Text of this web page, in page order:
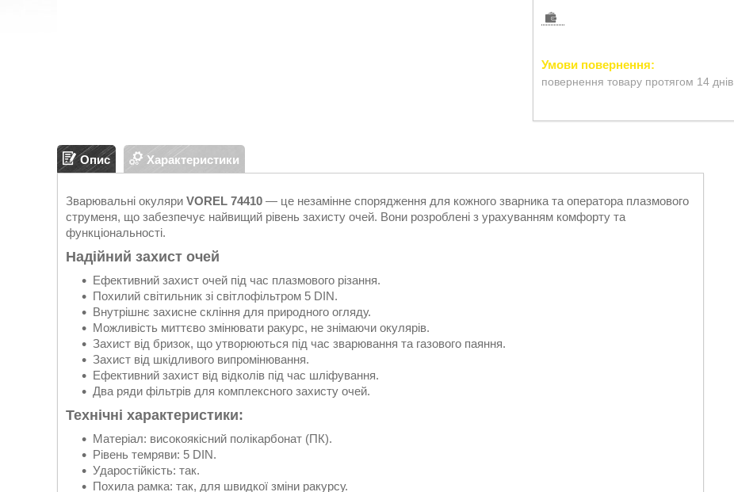
повернення товару протягом 14 днів
Опис Характеристики
Зварювальні окуляри VOREL 74410 — це незамінне спорядження для кожного зварника та оператора плазмового
струменя, що забезпечує найвищий рівень захисту очей. Вони розроблені з урахуванням комфорту та
функціональності.
Надійний захист очей
Ефективний захист очей під час плазмового різання.
Похилий світильник зі світлофільтром 5 DIN.
Внутрішнє захисне скління для природного огляду.
Можливість миттєво змінювати ракурс, не знімаючи окулярів.
Захист від бризок, що утворюються під час зварювання та газового паяння.
Захист від шкідливого випромінювання.
Ефективний захист від відколів під час шліфування.
Два ряди фільтрів для комплексного захисту очей.
Технічні характеристики:
Матеріал: високоякісний полікарбонат (ПК).
Рівень темряви: 5 DIN.
Ударостійкість: так.
Похила рамка: так, для швидкої зміни ракурсу.